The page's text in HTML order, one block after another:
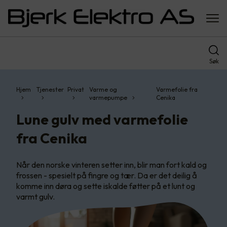
Søk
Hjem Tjenester Privat
Varme og
varmepumpe
Varmefolie fra
Cenika
Lune gulv med varmefolie
fra Cenika
Når den norske vinteren setter inn, blir man fort kald og
frossen - spesielt på fingre og tær. Da er det deilig å
komme inn døra og sette iskalde føtter på et lunt og
varmt gulv.